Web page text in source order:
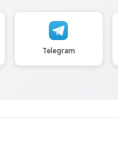
Telegram